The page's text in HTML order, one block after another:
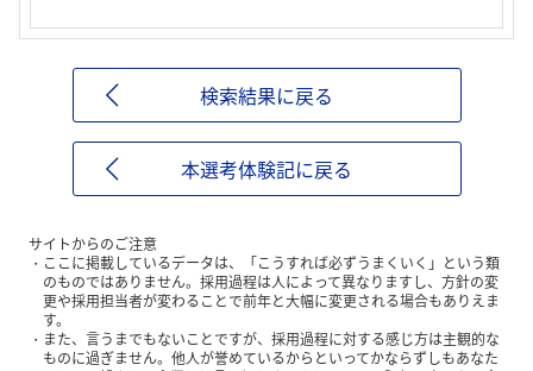
検索結果に戻る
本選考体験記に戻る
サイトからのご注意
ここに掲載しているデータは、「こうすれば必ずうまくいく」という類
のものではありません。採用過程は人によって異なりますし、方針の変
更や採用担当者が変わることで前年と大幅に変更される場合もありえま
す。
また、言うまでもないことですが、採用過程に対する感じ方は主観的な
ものに過ぎません。他人が誉めているからといってかならずしもあなた